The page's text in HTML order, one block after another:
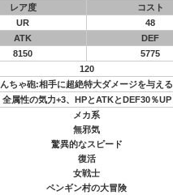
レア度
コスト
UR
48
ATK
DEF
8150
5775
120
んちゃ砲:相手に超絶特大ダメージを与える
全属性の気力+3、HPとATKとDEF30％UP
メカ系
無邪気
驚異的なスピード
復活
女戦士
ペンギン村の大冒険